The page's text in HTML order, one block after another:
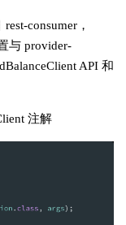
consumer，
与 provider-
API 和
注解